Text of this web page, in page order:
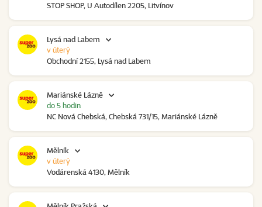
STOP SHOP, U Autodílen 2205, Litvínov
Lysá nad Labem
Obchodní 2155, Lysá nad Labem
v úterý
Mariánské Lázně
NC Nová Chebská, Chebská 731/15, Mariánské Lázně
do 5 hodin
Mělník
Vodárenská 4130, Mělník
v úterý